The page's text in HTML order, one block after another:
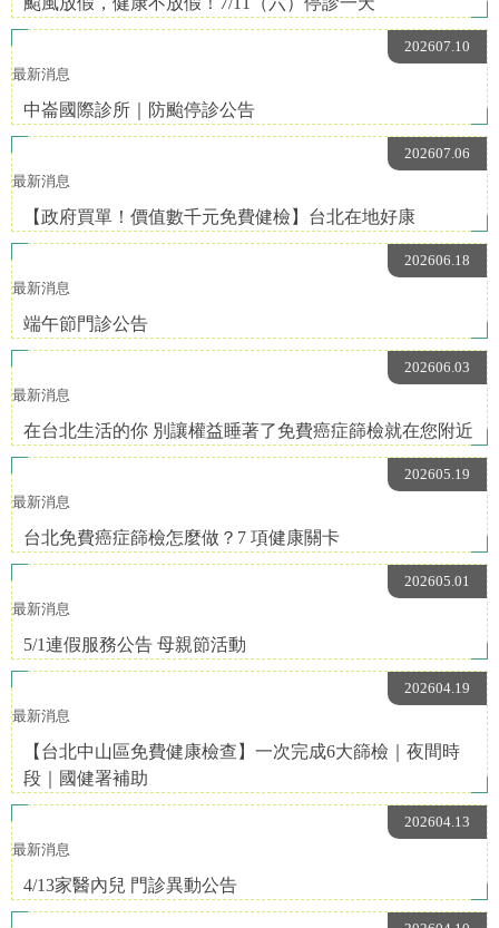
202607.10
最新消息
中崙國際診所｜防颱停診公告
202607.06
最新消息
【政府買單！價值數千元免費健檢】台北在地好康
202606.18
最新消息
端午節門診公告
202606.03
最新消息
在台北生活的你 別讓權益睡著了免費癌症篩檢就在您附近
202605.19
最新消息
台北免費癌症篩檢怎麼做？7 項健康關卡
202605.01
最新消息
5/1連假服務公告 母親節活動
202604.19
最新消息
【台北中山區免費健康檢查】一次完成6大篩檢｜夜間時
段｜國健署補助
202604.13
最新消息
4/13家醫內兒 門診異動公告